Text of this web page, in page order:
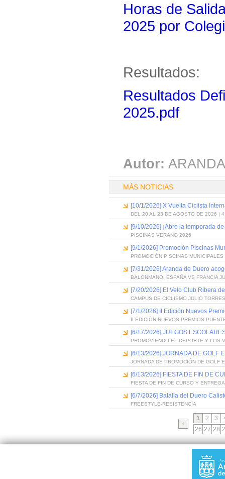
Horas de
2025 por
Resultados:
Resultados
2025.pdf
Autor:
MÁS NOTICIAS
[10/1/2026] X Vuelta Ciclista
DEL 20 AL 23 DE AGOSTO DE 2026 | 4
[9/10/2026] ¡Abre la temporada
PISCINAS VERANO 2026
[9/1/2026] Promoción Piscinas
PROMOCIÓN PISCINAS
[7/31/2026] Aranda de Duero
BALONMANO: ESPAÑA VS FRANCIA
[7/20/2026] El Velo Club Ribera
CAMPUS DE CICLISMO JULIO
[7/1/2026] II Edición Nuevos
II EDICIÓN NUEVOS PREMIOS
[6/17/2026] JUEGOS
PROMOVIENDO EL DEPORTE Y LOS
[6/13/2026] JORNADA DE GOLF
JORNADA DE PROMOCIÓN DE GOLF
[6/13/2026] FIESTA DE FIN DE
FIESTA DE FIN DE CURSO Y
[6/7/2026] Batalla del Duero
FREESTYLE-RESISTENCIA
1 2 3
26 27 28